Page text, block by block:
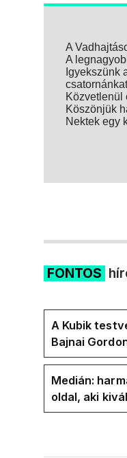
A
A
Igyekszünk
Közvetlenül
Köszönjük
Nektek egy
FONTOS
A Kubik
Bajnai
az ECDA-n
közvetlen
Medián:
oldal, aki
elbúcsúzhat